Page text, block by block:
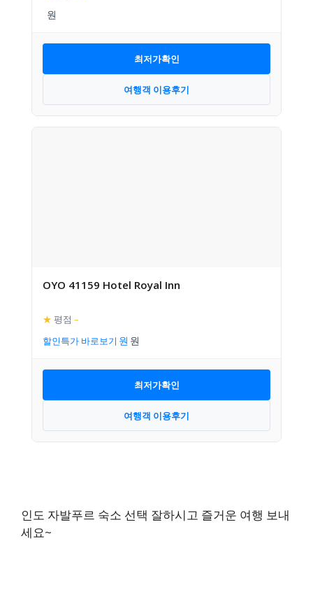
최저가확인
여행객 이용후기
OYO 41159 Hotel Royal Inn
★ 평점 –
할인특가 바로보기
최저가확인
여행객 이용후기
인도 자발푸르 숙소 선택 잘하시고 즐거운 여행 보내
세요~